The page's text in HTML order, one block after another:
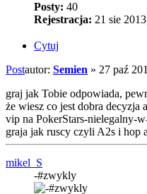
Posty: 40
Rejestracja: 21 sie
Cytuj
Postautor: Semien » 27 paź
graj jak Tobie odpowiada,
że wiesz co jest dobra decyzja
vip na PokerStars-nielegalny-
graja jak ruscy czyli A2s i hop
mikel_S
-#zwykly